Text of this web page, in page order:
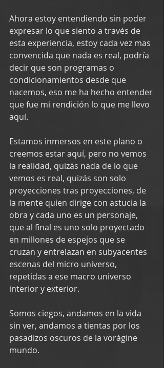
Ahora estoy entendiendo sin poder
expresar lo que siento a través de
esta experiencia, estoy cada vez mas
convencida que nada es real, podría
decir que son programas o
condicionamientos desde que
nacemos, eso me ha hecho entender
que fue mi rendición lo que me llevo
aquí.
Estamos inmersos en este plano o
creemos estar aquí, pero no vemos
la realidad, quizás nada de lo que
vemos es real, quizás son solo
proyecciones tras proyecciones, de
la mente quien dirige con astucia la
obra y cada uno es un personaje,
que al final es uno solo proyectado
en millones de espejos que se
cruzan y entrelazan en subyacentes
escenas del micro universo,
repetidas a ese macro universo
interior y exterior.
Somos ciegos, andamos en la vida
sin ver, andamos a tientas por los
pasadizos oscuros de la vorágine
mundo.